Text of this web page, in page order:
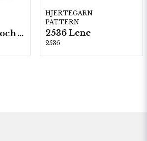
2607-Armonia och Alpaca 400
HJERTEGARN
PATTERN
2536 Lene
2536